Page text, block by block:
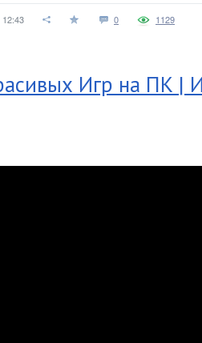
12:43 0 1129
Игр на ПК |